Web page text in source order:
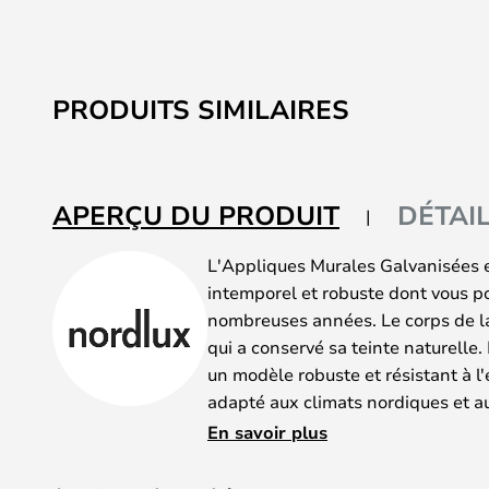
PRODUITS SIMILAIRES
APERÇU DU PRODUIT
L'Appliques Murales Galvanisées
intemporel et robuste dont vous
nombreuses années. Le corps de
qui a conservé sa teinte
un modèle robuste et résistant à
adapté aux climats nordiques et
protection élevé (IP54) protège la
d'une garantie fabricant de 15
En savoir plus